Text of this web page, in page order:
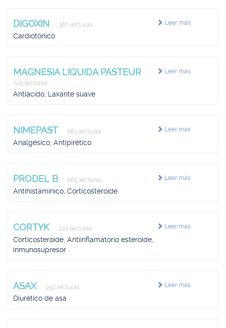
Leer más
DIGOXIN 367 lecturas
Cardiotónico
Leer más
MAGNESIA LIQUIDA PASTEUR
745 lecturas
Antiácido, Laxante suave
Leer más
NIMEPAST 883 lecturas
Analgésico, Antipirético
Leer más
PRODEL B 865 lecturas
Antihistamínico, Corticosteroide
Leer más
CORTYK 422 lecturas
Corticosteroide, Antiinflamatorio esteroide,
inmunosupresor
Leer más
ASAX 952 lecturas
Diurético de asa